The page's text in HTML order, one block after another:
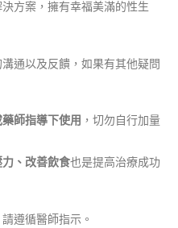
方案，擁有幸福美滿的性生
通以及反饋，如果有其他疑問
師指導下使用 ，切勿自行加量
、改善飲食也是提高治療成功
遵循醫師指示。